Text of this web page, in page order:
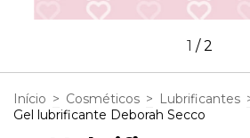
1 /2
Início > Cosméticos > Lubrificantes
Gel lubrificante Deborah Secco